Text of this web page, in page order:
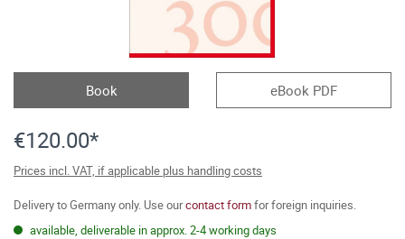
Book eBook PDF
€120.00*
Prices incl. VAT, if applicable plus handling costs
Delivery to Germany only. Use ourcontact formfor foreign inquiries.
available, deliverable in approx. 2-4 working days